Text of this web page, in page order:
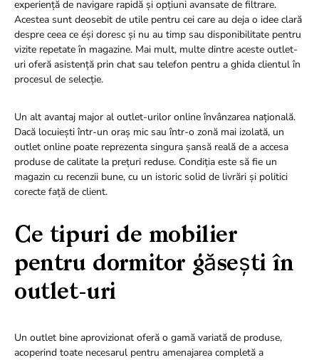
experiență de navigare rapidă și opțiuni avansate de filtrare.
Acestea sunt deosebit de utile pentru cei care au deja o idee clară
despre ceea ce éși doresc și nu au timp sau disponibilitate pentru
vizite repetate în magazine. Mai mult, multe dintre aceste outlet-
uri oferă asistență prin chat sau telefon pentru a ghida clientul în
procesul de selecție.
Un alt avantaj major al outlet-urilor online învânzarea națională.
Dacă locuiești într-un oraș mic sau într-o zonă mai izolată, un
outlet online poate reprezenta singura șansă reală de a accesa
produse de calitate la prețuri reduse. Condiția este să fie un
magazin cu recenzii bune, cu un istoric solid de livrări și politici
corecte față de client.
Ce tipuri de mobilier
pentru dormitor găsești în
outlet-uri
Un outlet bine aprovizionat oferă o gamă variată de produse,
acoperind toate necesarul pentru amenajarea completă a